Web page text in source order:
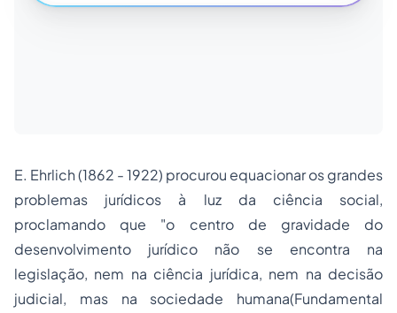
E. Ehrlich (1862 - 1922) procurou equacionar os grandes
problemas jurídicos à luz da ciência social,
proclamando que "o centro de gravidade do
desenvolvimento jurídico não se encontra na
legislação, nem na ciência jurídica, nem na decisão
judicial, mas na sociedade humana(Fundamental